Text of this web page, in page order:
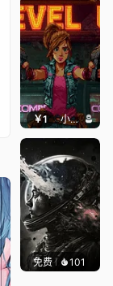
￥1 小鹿子
免费 101𝙩𝙢𝙊𝙟𝙞